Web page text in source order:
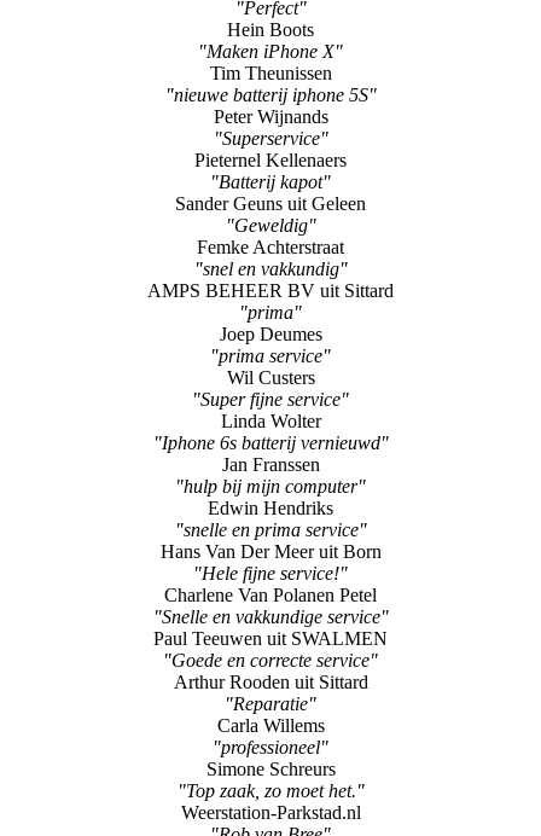
"Perfect"
Hein Boots
"Maken iPhone X"
Tim Theunissen
"nieuwe batterij iphone 5S"
Peter Wijnands
"Superservice"
Pieternel Kellenaers
"Batterij kapot"
Sander Geuns uit Geleen
"Geweldig"
Femke Achterstraat
"snel en vakkundig"
AMPS BEHEER BV uit Sittard
"prima"
Joep Deumes
"prima service"
Wil Custers
"Super fijne service"
Linda Wolter
"Iphone 6s batterij vernieuwd"
Jan Franssen
"hulp bij mijn computer"
Edwin Hendriks
"snelle en prima service"
Hans Van Der Meer uit Born
"Hele fijne service!"
Charlene Van Polanen Petel
"Snelle en vakkundige service"
Paul Teeuwen uit SWALMEN
"Goede en correcte service"
Arthur Rooden uit Sittard
"Reparatie"
Carla Willems
"professioneel"
Simone Schreurs
"Top zaak, zo moet het."
Weerstation-Parkstad.nl